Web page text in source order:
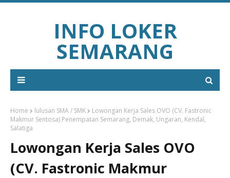
INFO LOKER
SEMARANG
Home lulusan SMA / SMK
Lowongan Kerja Sales OVO (CV. Fastronic
Makmur Sentosa) Penempatan Semarang, Demak, Ungaran, Kendal,
Salatiga
Lowongan Kerja Sales OVO
(CV. Fastronic Makmur